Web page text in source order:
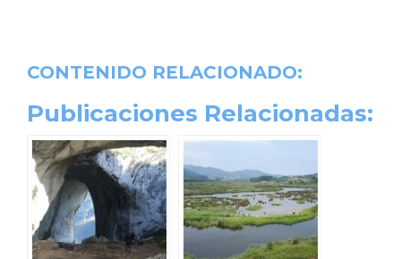
CONTENIDO RELACIONADO:
Publicaciones Relacionadas: